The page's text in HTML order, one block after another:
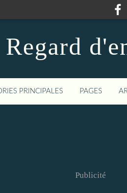
Regard
PRINCIPALES PAGES
Publicité